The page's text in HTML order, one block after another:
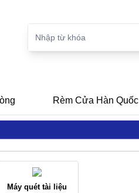
Rèm Cửa Hàn Quốc
Máy quét tài liệu